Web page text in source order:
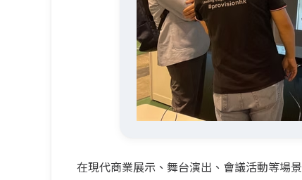
在現代商業展示、舞台演出、會議活動等場